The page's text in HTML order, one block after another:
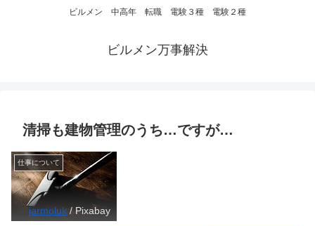
ビルメン 中高年 転職 電験３種 電験２種
ビルメン万事解決
清掃も建物管理のうち…ですが…
仕事について
jarmoluk / Pixabay